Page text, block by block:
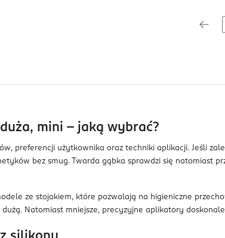
mini – jaką wybrać?
preferencji użytkownika oraz techniki aplikacji. Jeśli
bez smug. Twarda gąbka sprawdzi się natomiast
ze stojakiem, które pozwalają na higieniczne
Natomiast mniejsze, precyzyjne aplikatory